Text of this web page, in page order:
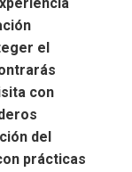
el
con
del
prácticas